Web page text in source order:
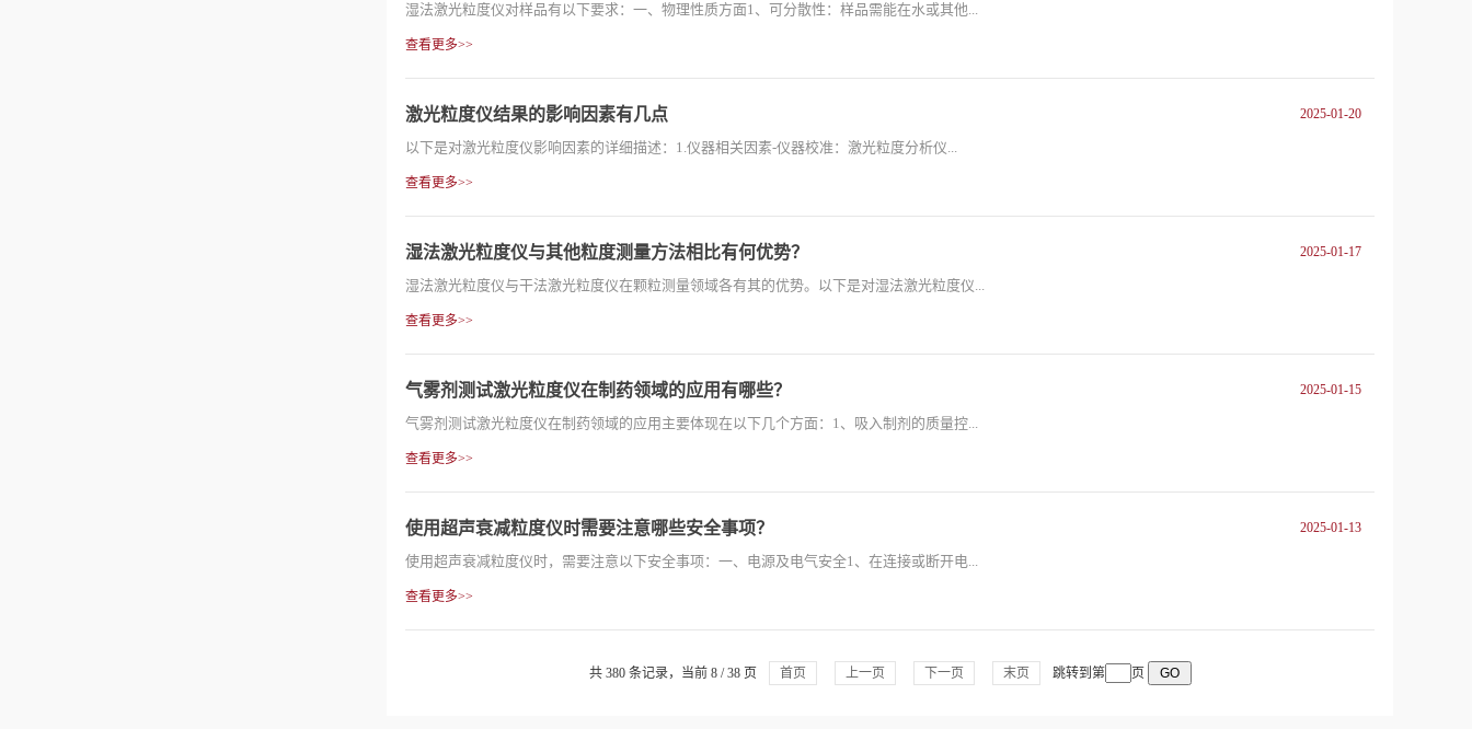
湿法激光粒度仪对样品有以下要求：一、物理性质方面1、可分散性：样品需能在水或其他...
查看更多>>
激光粒度仪结果的影响因素有几点 2025-01-20
以下是对激光粒度仪影响因素的详细描述：1.仪器相关因素-仪器校准：激光粒度分析仪...
查看更多>>
湿法激光粒度仪与其他粒度测量方法相比有何优势？ 2025-01-17
湿法激光粒度仪与干法激光粒度仪在颗粒测量领域各有其的优势。以下是对湿法激光粒度仪...
查看更多>>
气雾剂测试激光粒度仪在制药领域的应用有哪些？ 2025-01-15
气雾剂测试激光粒度仪在制药领域的应用主要体现在以下几个方面：1、吸入制剂的质量控...
查看更多>>
使用超声衰减粒度仪时需要注意哪些安全事项？ 2025-01-13
使用超声衰减粒度仪时，需要注意以下安全事项：一、电源及电气安全1、在连接或断开电...
查看更多>>
共 380 条记录，当前 8 / 38 页 首页 上一页 下一页 末页 跳转到第 页